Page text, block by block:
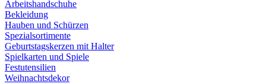
Arbeitshandschuhe
Bekleidung
Hauben und Schürzen
Spezialsortimente
Geburtstagskerzen mit Halter
Spielkarten und Spiele
Festutensilien
Weihnachtsdekor